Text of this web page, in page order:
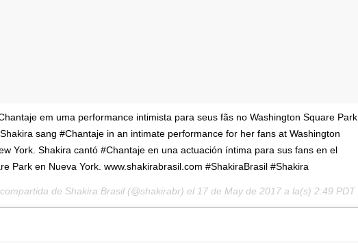
em uma performance intimista para seus fãs no Washington Square Park
sang #Chantaje in an intimate performance for her fans at Washington
York. Shakira cantó #Chantaje en una actuación íntima para sus fans en el
Park en Nueva York. www.shakirabrasil.com #ShakiraBrasil #Shakira
de Shakira Brasil (@shakirabr) el 17 de May de 2017 a la(s) 2:49 PDT